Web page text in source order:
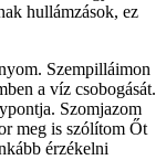
hullámzások, ez
Szempilláimon
a víz csobogását.
Szomjazom
meg is szólítom Őt
érzékelni